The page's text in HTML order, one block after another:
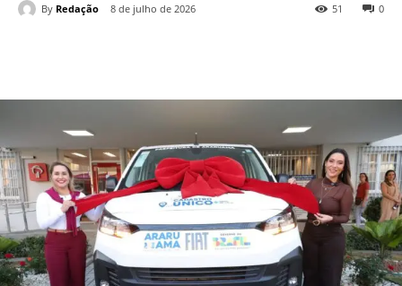
By Redação 8 de julho de 2026 0
51